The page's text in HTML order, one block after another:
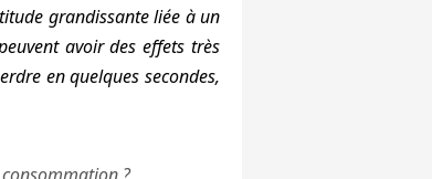
grandissante liée à un
avoir des effets très
en quelques secondes,